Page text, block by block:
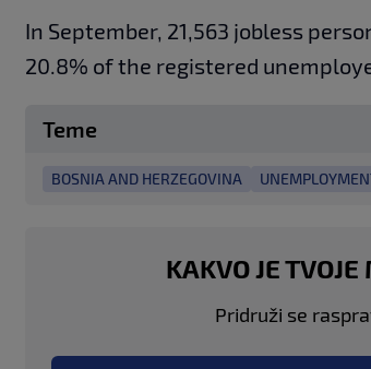
In September, 21,563 jobless
20.8% of the registered
Teme
BOSNIA AND HERZEGOVINA
KAKVO JE
Pridruži se